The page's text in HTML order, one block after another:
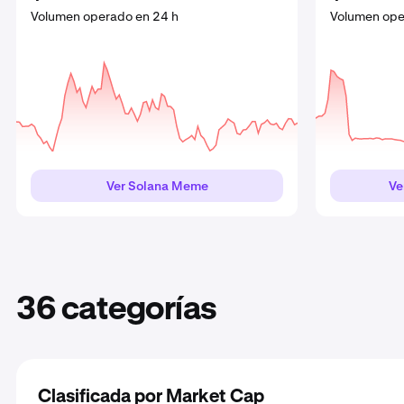
Volumen operado en 24 h
Ver Solana Meme
Volumen
Volumen operado en 24 h
Ver DeFi
Volumen
Volumen operado en 24 h
Ver Meme
Volumen
36 categorías
Clasificada por Market Cap